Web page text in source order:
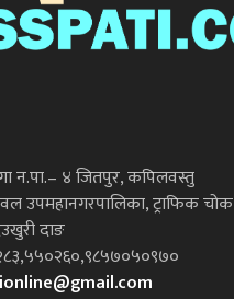
न.पा.– ४ जितपुर, कपिलवस्तु
उपमहानगरपालिका, ट्राफिक चोक
दाङ